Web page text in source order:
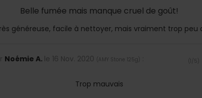
Belle fumée mais manque cruel de goût!
généreuse, facile à nettoyer, mais vraiment trop peu
Noémie A. le 16 Nov. 2020 AMY Stone 125g 1 5
Trop mauvais